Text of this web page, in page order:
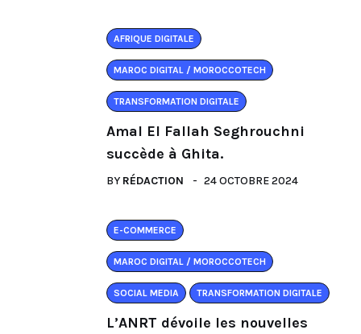
AFRIQUE DIGITALE
MAROC DIGITAL / MOROCCOTECH
TRANSFORMATION DIGITALE
Amal El Fallah Seghrouchni
succède à Ghita.
BY RÉDACTION 24 OCTOBRE 2024
E-COMMERCE
MAROC DIGITAL / MOROCCOTECH
SOCIAL MEDIA TRANSFORMATION DIGITALE
L’ANRT dévoile les nouvelles